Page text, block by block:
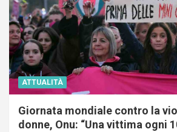
ATTUALITÀ
Giornata mondiale contro la
donne, Onu: “Una vittima ogni